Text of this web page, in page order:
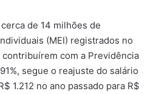
de 14 milhões de
(MEI) registrados no
contribuírem com a Previdência
segue o reajuste do salário
1.212 no ano passado para R$